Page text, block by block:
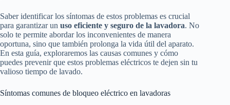
Saber identificar los síntomas de estos problemas es crucial
para garantizar un uso eficiente y seguro de la lavadora. No
solo te permite abordar los inconvenientes de manera
oportuna, sino que también prolonga la vida útil del aparato.
En esta guía, exploraremos las causas comunes y cómo
puedes prevenir que estos problemas eléctricos te dejen sin tu
valioso tiempo de lavado.
Síntomas comunes de bloqueo eléctrico en lavadoras